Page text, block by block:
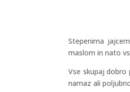
Stepenima
maslom in nato
Vse skupaj dobro
namaz ali